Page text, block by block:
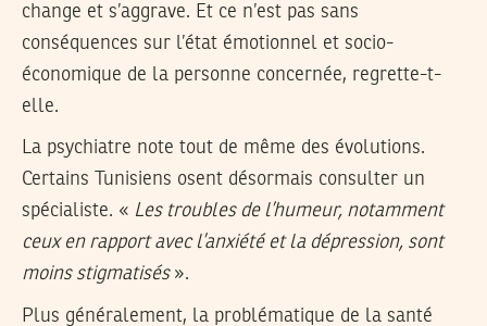
change et s’aggrave. Et ce n’est pas sans
conséquences sur l’état émotionnel et socio-
économique de la personne concernée, regrette-t-
elle.
La psychiatre note tout de même des évolutions.
Certains Tunisiens osent désormais consulter un
spécialiste. « Les troubles de l’humeur, notamment
ceux en rapport avec l’anxiété et la dépression, sont
moins stigmatisés».
Plus généralement, la problématique de la santé